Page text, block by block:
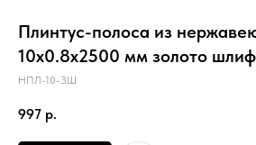
Плинтус-полоса из
10х0.8х2500 мм золото
НПЛ-10-ЗШ
997 р.